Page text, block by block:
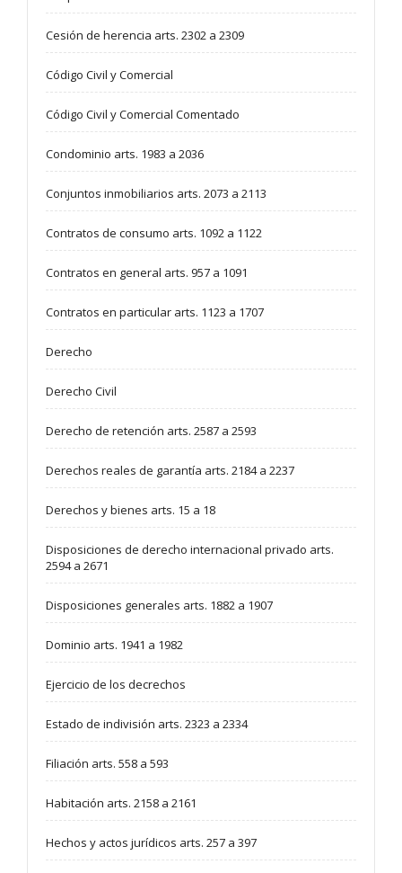
Cesión de herencia arts. 2302 a 2309
Código Civil y Comercial
Código Civil y Comercial Comentado
Condominio arts. 1983 a 2036
Conjuntos inmobiliarios arts. 2073 a 2113
Contratos de consumo arts. 1092 a 1122
Contratos en general arts. 957 a 1091
Contratos en particular arts. 1123 a 1707
Derecho
Derecho Civil
Derecho de retención arts. 2587 a 2593
Derechos reales de garantía arts. 2184 a 2237
Derechos y bienes arts. 15 a 18
Disposiciones de derecho internacional privado arts.
2594 a 2671
Disposiciones generales arts. 1882 a 1907
Dominio arts. 1941 a 1982
Ejercicio de los decrechos
Estado de indivisión arts. 2323 a 2334
Filiación arts. 558 a 593
Habitación arts. 2158 a 2161
Hechos y actos jurídicos arts. 257 a 397